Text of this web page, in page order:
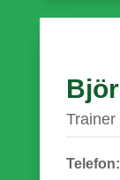
Trainer